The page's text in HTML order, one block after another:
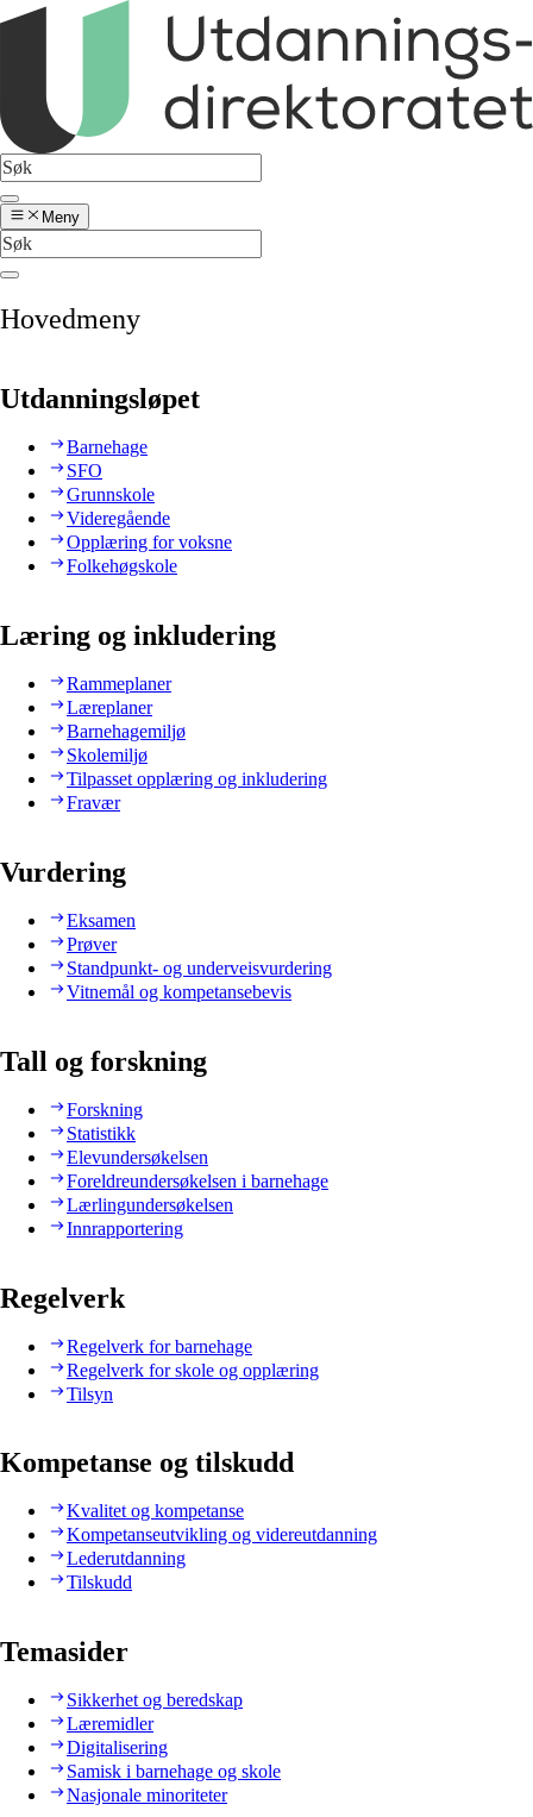
Meny
Hovedmeny
Utdanningsløpet
Barnehage
SFO
Grunnskole
Videregående
Opplæring for voksne
Folkehøgskole
Læring og inkludering
Rammeplaner
Læreplaner
Barnehagemiljø
Skolemiljø
Tilpasset opplæring og inkludering
Fravær
Vurdering
Eksamen
Prøver
Standpunkt- og underveisvurdering
Vitnemål og kompetansebevis
Tall og forskning
Forskning
Statistikk
Elevundersøkelsen
Foreldreundersøkelsen i barnehage
Lærlingundersøkelsen
Innrapportering
Regelverk
Regelverk for barnehage
Regelverk for skole og opplæring
Tilsyn
Kompetanse og tilskudd
Kvalitet og kompetanse
Kompetanseutvikling og videreutdanning
Lederutdanning
Tilskudd
Temasider
Sikkerhet og beredskap
Læremidler
Digitalisering
Samisk i barnehage og skole
Nasjonale minoriteter